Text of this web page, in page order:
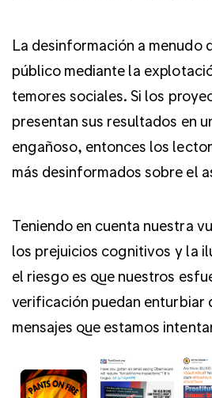
La desinformación a menudo
público mediante la
temores sociales. Si los
presentan sus resultados en
engañoso, entonces los
más desinformados sobre el
Teniendo en cuenta nuestra
los prejuicios cognitivos y la
el riesgo es que nuestros
verificación puedan enturbiar
mensajes que estamos